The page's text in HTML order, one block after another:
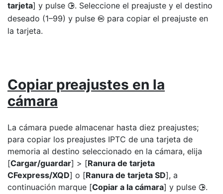
tarjeta] y pulse 2. Seleccione el preajuste y el destino
deseado (1–99) y pulse J para copiar el preajuste en
la tarjeta.
Copiar preajustes en la
cámara
La cámara puede almacenar hasta diez preajustes;
para copiar los preajustes IPTC de una tarjeta de
memoria al destino seleccionado en la cámara, elija
[Cargar/guardar] > [Ranura de tarjeta
CFexpress/XQD] o [Ranura de tarjeta SD], a
continuación marque [Copiar a la cámara] y pulse 2.